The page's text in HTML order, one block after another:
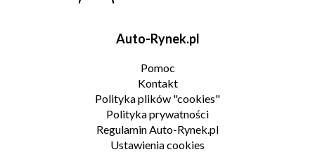
Auto-Rynek.pl
Pomoc
Kontakt
Polityka plików "cookies"
Polityka prywatności
Regulamin Auto-Rynek.pl
Ustawienia cookies